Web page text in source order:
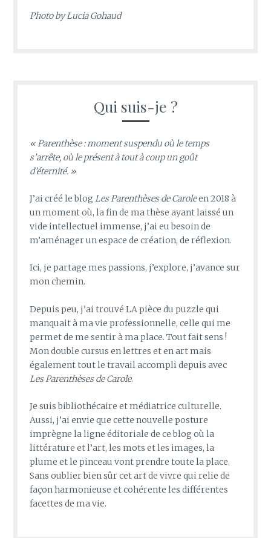
Photo byLucia Gohaud
Qui suis-je ?
« Parenthèse : moment suspendu où le temps
s’arrête, où le présent à tout à coup un goût
d’éternité. »
J’ai créé le blogLes Parenthèses de Caroleen 2018 à
un moment où, la fin de ma thèse ayant laissé un
vide intellectuel immense, j’ai eu besoin de
m’aménager un espace de création, de réflexion.
Ici, je partage mes passions, j’explore, j’avance sur
mon chemin.
Depuis peu, j’ai trouvé LA pièce du puzzle qui
manquait à ma vie professionnelle, celle qui me
permet de me sentir à ma place. Tout fait sens !
Mon double cursus en lettres et en art mais
également tout le travail accompli depuis avec
Les Parenthèses de Carole.
Je suis bibliothécaire et médiatrice culturelle.
Aussi, j’ai envie que cette nouvelle posture
imprègne la ligne éditoriale de ce blog où la
littérature et l’art, les mots et les images, la
plume et le pinceau vont prendre toute la place.
Sans oublier bien sûr cet art de vivre qui relie de
façon harmonieuse et cohérente les différentes
facettes de ma vie.